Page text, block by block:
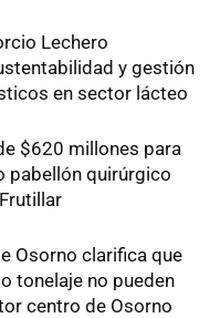
Lechero
y gestión
en sector lácteo
$620 millones para
pabellón quirúrgico
Osorno clarifica que
tonelaje no pueden
centro de Osorno